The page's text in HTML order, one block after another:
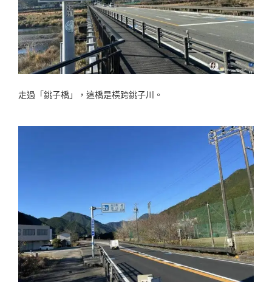
走過「銚子橋」，這橋是橫跨銚子川。